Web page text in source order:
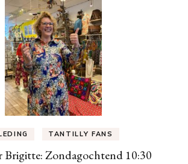
TANTILLY FANS
Brigitte: Zondagochtend 10:30